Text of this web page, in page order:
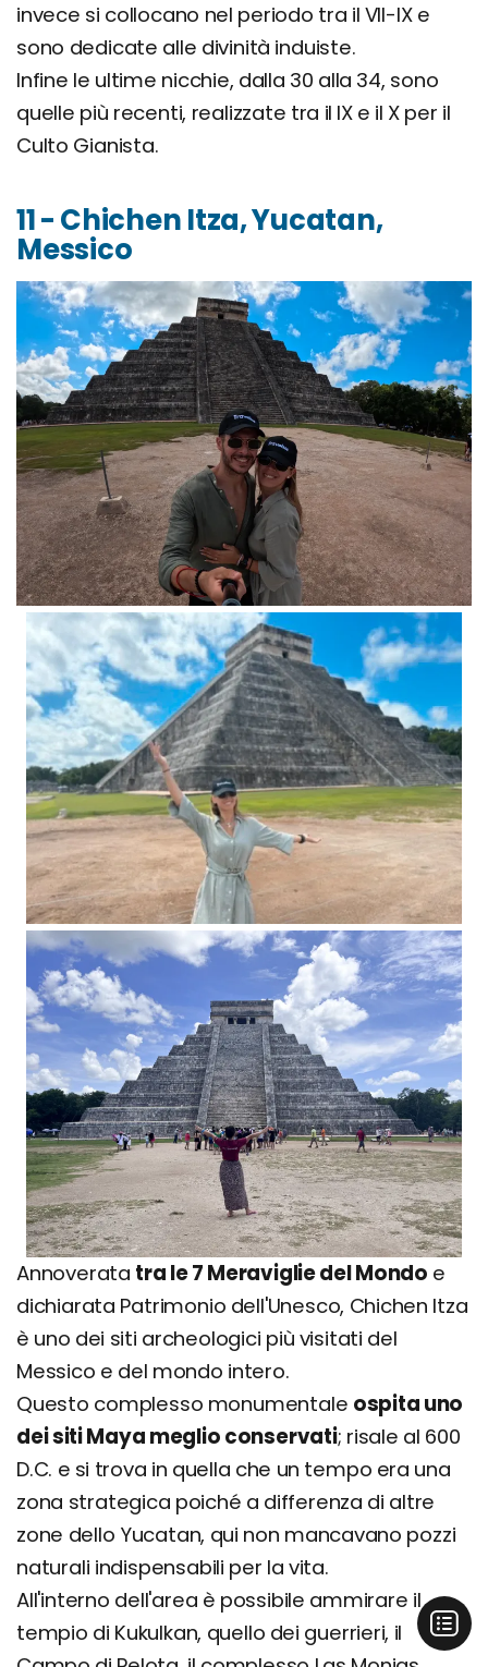
invece si collocano nel periodo tra il VII-IX e
sono dedicate alle divinità induiste.
Infine le ultime nicchie, dalla 30 alla 34, sono
quelle più recenti, realizzate tra il IX e il X per il
Culto Gianista.
11 - Chichen Itza, Yucatan,
Messico
Annoverata tra le 7 Meraviglie del Mondo e
dichiarata Patrimonio dell'Unesco, Chichen Itza
è uno dei siti archeologici più visitati del
Messico e del mondo intero.
Questo complesso monumentale ospita uno
dei siti Maya meglio conservati; risale al 600
D.C. e si trova in quella che un tempo era una
zona strategica poiché a differenza di altre
zone dello Yucatan, qui non mancavano pozzi
naturali indispensabili per la vita.
All'interno dell'area è possibile ammirare il
tempio di Kukulkan, quello dei guerrieri, il